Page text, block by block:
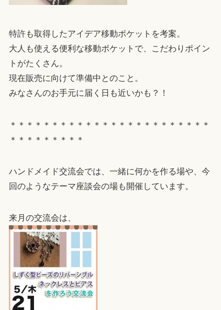
特許も取得したアイデア移動ポケットを考案。
大人も使える便利な移動ポケットで、こだわりポイン
トがたくさん。
現在販売に向けて準備中とのこと。
みなさんのお手元に届く日も近いかも？！
＊＊＊＊＊＊＊＊＊＊＊＊＊＊＊＊＊＊＊＊＊＊＊＊
＊＊＊＊＊＊＊＊＊
ハンドメイド交流会では、一緒に何かを作る場や、今
回のようなテーマ座談会の場も開催しています。
来月の交流会は、